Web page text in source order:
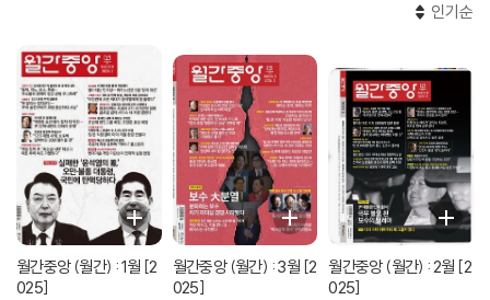
인기순
월간중앙 (월간) : 1월 [2
025]
월간중앙 (월간) : 3월 [2
025]
월간중앙 (월간) : 2월 [2
025]